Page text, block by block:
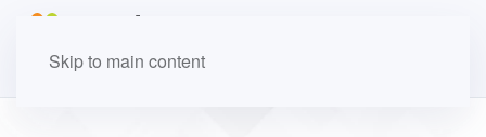
Skip to main content